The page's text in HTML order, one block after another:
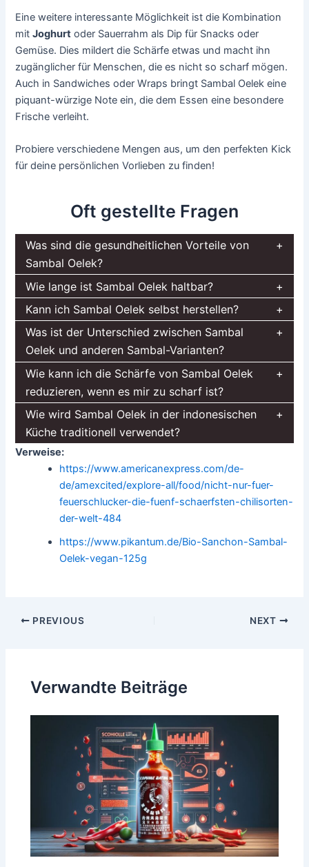
Eine weitere interessante Möglichkeit ist die Kombination
mitJoghurt oder Sauerrahm als Dip für Snacks oder
Gemüse. Dies mildert die Schärfe etwas und macht ihn
zugänglicher für Menschen, die es nicht so scharf mögen.
Auch in Sandwiches oder Wraps bringt Sambal Oelek eine
piquant-würzige Note ein, die dem Essen eine besondere
Frische verleiht.
Probiere verschiedene Mengen aus, um den perfekten Kick
für deine persönlichen Vorlieben zu finden!
Oft gestellte Fragen
Was sind die gesundheitlichen Vorteile von
Sambal Oelek?
Wie lange ist Sambal Oelek haltbar?
Kann ich Sambal Oelek selbst herstellen?
Was ist der Unterschied zwischen Sambal
Oelek und anderen Sambal-Varianten?
Wie kann ich die Schärfe von Sambal Oelek
reduzieren, wenn es mir zu scharf ist?
Wie wird Sambal Oelek in der indonesischen
Küche traditionell verwendet?
Verweise:
https://www.americanexpress.com/de-
de/amexcited/explore-all/food/nicht-nur-fuer-
feuerschlucker-die-fuenf-schaerfsten-chilisorten-
der-welt-484
https://www.pikantum.de/Bio-Sanchon-Sambal-
Oelek-vegan-125g
Post
PREVIOUS NEXT
Verwandte Beiträge